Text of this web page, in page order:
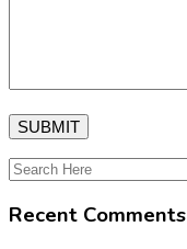
Recent Comments